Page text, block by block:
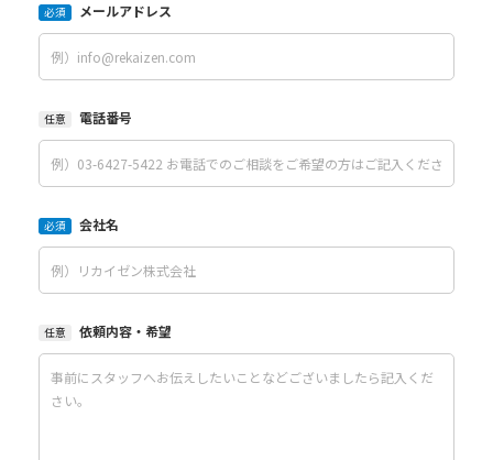
必須 メールアドレス
任意 電話番号
必須 会社名
任意 依頼内容・希望